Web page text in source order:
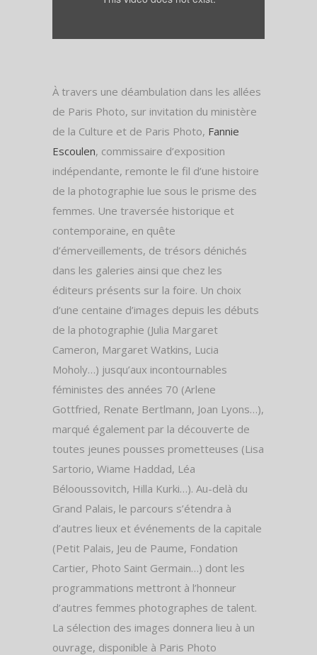
À travers une déambulation dans les allées
de Paris Photo, sur invitation du ministère
de la Culture et de Paris Photo, Fannie
Escoulen, commissaire d’exposition
indépendante, remonte le fil d’une histoire
de la photographie lue sous le prisme des
femmes. Une traversée historique et
contemporaine, en quête
d’émerveillements, de trésors dénichés
dans les galeries ainsi que chez les
éditeurs présents sur la foire. Un choix
d’une centaine d’images depuis les débuts
de la photographie (Julia Margaret
Cameron, Margaret Watkins, Lucia
Moholy…) jusqu’aux incontournables
féministes des années 70 (Arlene
Gottfried, Renate Bertlmann, Joan Lyons…),
marqué également par la découverte de
toutes jeunes pousses prometteuses (Lisa
Sartorio, Wiame Haddad, Léa
Bélooussovitch, Hilla Kurki…). Au-delà du
Grand Palais, le parcours s’étendra à
d’autres lieux et événements de la capitale
(Petit Palais, Jeu de Paume, Fondation
Cartier, Photo Saint Germain…) dont les
programmations mettront à l’honneur
d’autres femmes photographes de talent.
La sélection des images donnera lieu à un
ouvrage, disponible à Paris Photo